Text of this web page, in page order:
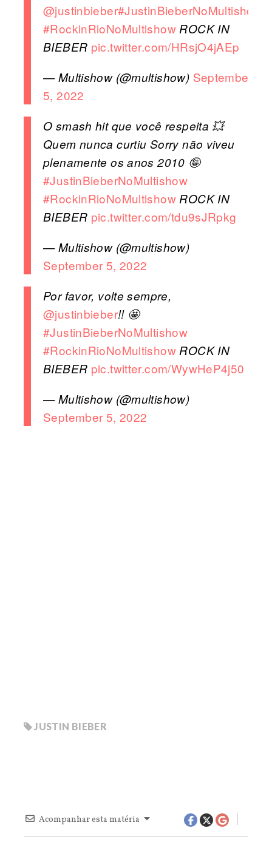
@justinbieber#JustinBieberNoMultishow
#RockinRioNoMultishowROCK IN
BIEBER pic.twitter.com/HRsjO4jAEp
— Multishow (@multishow) September
5, 2022
O smash hit que você respeita 💥
Quem nunca curtiu Sorry não viveu
plenamente os anos 2010 🤪
#JustinBieberNoMultishow
#RockinRioNoMultishowROCK IN
BIEBER pic.twitter.com/tdu9sJRpkg
— Multishow (@multishow)
September 5, 2022
Por favor, volte sempre,
@justinbieber!! 🤩
#JustinBieberNoMultishow
#RockinRioNoMultishowROCK IN
BIEBER pic.twitter.com/WywHeP4j50
— Multishow (@multishow)
September 5, 2022
JUSTIN BIEBER
Acompanhar esta matéria